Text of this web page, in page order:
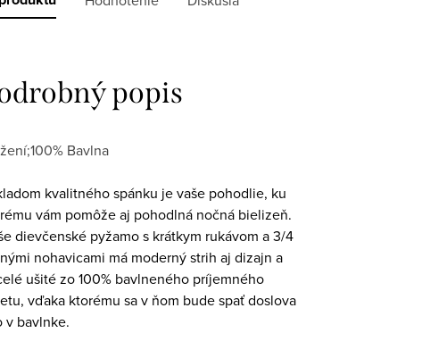
popis
Bavlna
kvalitného spánku je vaše pohodlie, ku
vám pomôže aj pohodlná nočná bielizeň.
dievčenské pyžamo s krátkym rukávom a 3/4
nohavicami má moderný strih aj dizajn a
ušité zo 100% bavlneného príjemného
vďaka ktorému sa v ňom bude spať doslova
v bavlnke.